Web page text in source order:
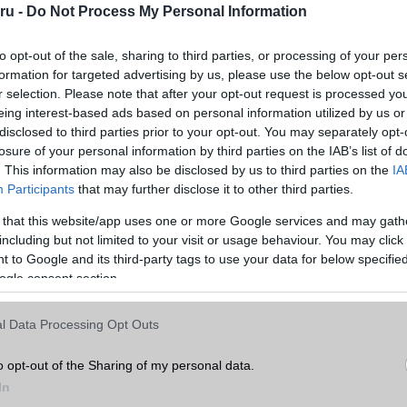
- Do Not Process My Personal Information
opt-out of the sale, sharing to third parties, or processing of your
for targeted advertising by us, please use the below opt-out
selection. Please note that after your opt-out request is processed
interest-based ads based on personal information utilized by us
to third parties prior to your opt-out. You may separately
of your personal information by third parties on the IAB’s list of
This information may also be disclosed by us to third parties on the
Participants that may further disclose it to other third parties.
that this website/app uses one or more Google services and may
but not limited to your visit or usage behaviour. You may
to Google and its third-party tags to use your data for below
consent section.
Data Processing Opt Outs
opt-out of the Sharing of my personal data.
hajlítható telefonjának gyártása rendkívül összetett folyamat, amely
és az új konstrukció miatt az ellátási lánc hosszabb ideig
küzdhet, így akár 2026 végéig korlátozott lehet a készülék
minden további színváltozat növelné a gyártási
valószínűleg inkább arra koncentrál, hogy elegendő
mintsem arra, hogy számos színopciót kínáljon. Ez
eszköz esetében, amelynek ára várhatóan meghaladja a 2000
hírek erre!
nemcsak az Apple történetének egyik legfontosabb termék
mobilpiac számára meghatározó eseménynek ígérkezik. A
fejlődik a hajlítható telefonok szegmense a Samsung, a
most pedig úgy tűnik, hogy saját megoldásával kíván belépni
iPhone 18 Pro Max modellek társaságában. Bár a hivatalos
információk alapján az Apple egy rendkívül exkluzív,